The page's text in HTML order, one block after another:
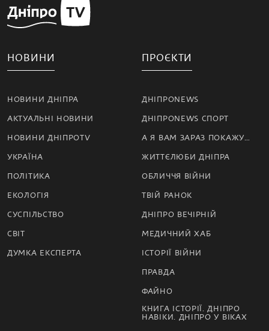
НОВИНИ
НОВИНИ ДНІПРА
АКТУАЛЬНІ НОВИНИ
НОВИНИ ДНІПРОTV
УКРАЇНА
ПОЛІТИКА
ЕКОЛОГІЯ
СУСПІЛЬСТВО
СВІТ
ДУМКА ЕКСПЕРТА
ПРОЄКТИ
ДНІПРОNEWS
ДНІПРОNEWS СПОРТ
А Я ВАМ ЗАРАЗ ПОКАЖУ…
ЖИТТЄЛЮБИ ДНІПРА
ОБЛИЧЧЯ ВІЙНИ
ТВІЙ РАНОК
ДНІПРО ВЕЧІРНІЙ
МЕДИЧНИЙ ХАБ
ІСТОРІЇ ВІЙНИ
ПРАВДА
ФАЙНО
КНИГА ІСТОРІЇ. ДНІПРО
НАВІКИ. ДНІПРО У ВІКАХ